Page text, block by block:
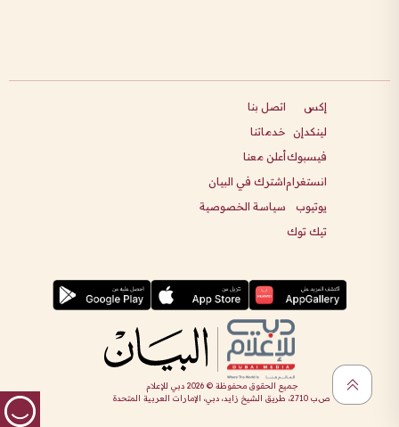
إكس
لينكدإن
فيسبوك
انستغرام
يوتيوب
تيك توك
اتصل بنا
خدماتنا
أعلن معنا
اشترك في البيان
سياسة الخصوصية
جميع الحقوق محفوظة ©2026 دبي للإعلام
ص.ب 2710، طريق الشيخ زايد، دبي، الإمارات العربية المتحدة